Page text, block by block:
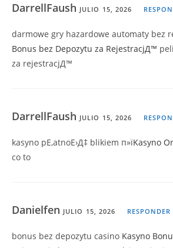
DarrellFaush JULIO 15, 2026
darmowe gry hazardowe automaty bez
Bonus bez Depozytu za RejestracjД™
za rejestracjД™
DarrellFaush JULIO 15, 2026
kasyno pЕ‚atnoЕ›Д‡ blikiem п»їKasyno
co to
Danielfen JULIO 15, 2026 RESPONDER
bonus bez depozytu casino Kasyno